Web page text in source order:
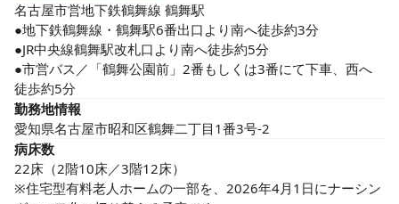
名古屋市営地下鉄鶴舞線 鶴舞駅
●地下鉄鶴舞線・鶴舞駅6番出口より南へ徒歩約3分
●JR中央線鶴舞駅改札口より南へ徒歩約5分
●市営バス／「鶴舞公園前」2番もしくは3番にて下車、西へ
徒歩約5分
勤務地情報
愛知県名古屋市昭和区鶴舞二丁目1番3号-2
病床数
22床（2階10床／3階12床）
※住宅型有料老人ホームの一部を、2026年4月1日にナーシン